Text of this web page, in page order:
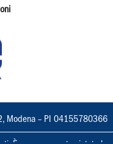
Modena – PI 04155780366